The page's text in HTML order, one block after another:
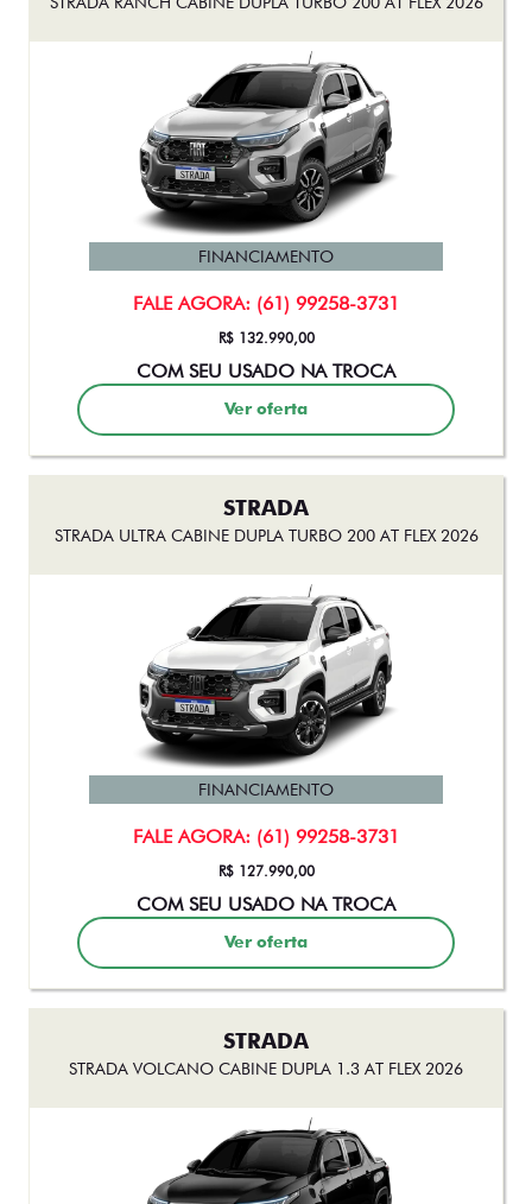
FALE AGORA: (61) 99258-3731
FINANCIAMENTO
R$ 132.990,00
COM SEU USADO NA TROCA
Ver oferta
STRADA
STRADA ULTRA CABINE DUPLA TURBO 200 AT FLEX 2026
FALE AGORA: (61) 99258-3731
FINANCIAMENTO
R$ 127.990,00
COM SEU USADO NA TROCA
Ver oferta
STRADA
STRADA VOLCANO CABINE DUPLA 1.3 AT FLEX 2026